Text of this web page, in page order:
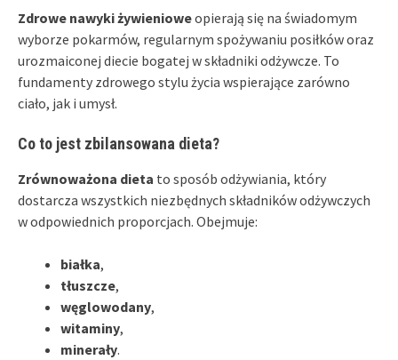
Zdrowe nawyki żywienioweopierają się na świadomym
wyborze pokarmów, regularnym spożywaniu posiłków oraz
urozmaiconej diecie bogatej w składniki odżywcze. To
fundamenty zdrowego stylu życia wspierające zarówno
ciało, jak i umysł.
Co to jest zbilansowana dieta?
Zrównoważona dieta to sposób odżywiania, który
dostarcza wszystkich niezbędnych składników odżywczych
w odpowiednich proporcjach. Obejmuje:
białka,
tłuszcze,
węglowodany,
witaminy,
minerały.